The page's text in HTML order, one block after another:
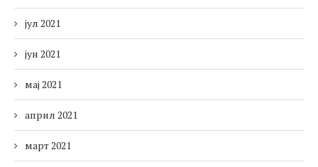
јул 2021
јун 2021
мај 2021
април 2021
март 2021